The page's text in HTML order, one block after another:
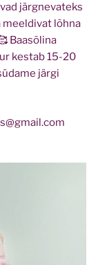
järgnevateks
lõhna
Baasõlina
kestab 15-20
järgi